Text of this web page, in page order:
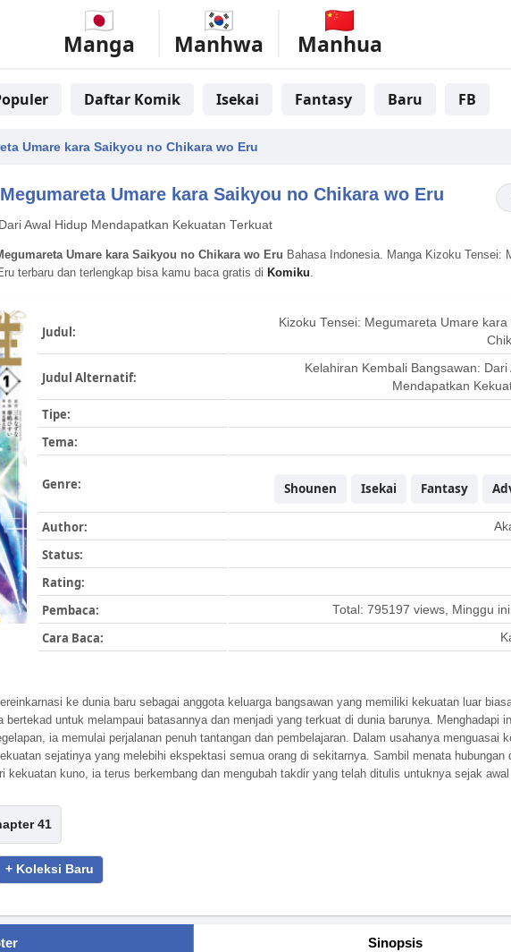
Manga Manhwa Manhua
Daftar Komik Isekai Fantasy Baru FB
Umare kara Saikyou no Chikara wo Eru
Umare kara Saikyou no Chikara wo Eru
Awal Hidup Mendapatkan Kekuatan Terkuat
Umare kara Saikyou no Chikara wo Eru Bahasa Indonesia. Manga Kizoku Tensei:
terbaru dan terlengkap bisa kamu baca gratis di Komiku.
Judul:
Kizoku Tensei: Megumareta Umare kara
Judul Alternatif:
Kelahiran Kembali Bangsawan: Dari
Mendapatkan
Tipe:
Tema:
Genre: Fantasy
Isekai
Shounen
Author:
Status:
Rating:
Pembaca: Total: 795197 views, Minggu
Cara Baca:
ke dunia baru sebagai anggota keluarga bangsawan yang memiliki kekuatan luar
bertekad untuk melampaui batasannya dan menjadi yang terkuat di dunia barunya. Menghadapi
ia memulai perjalanan penuh tantangan dan pembelajaran. Dalam usahanya menguasai
sejatinya yang melebihi ekspektasi semua orang di sekitarnya. Sambil menata hubungan
kekuatan kuno, ia terus berkembang dan mengubah takdir yang telah ditulis untuknya sejak
41
+ Koleksi Baru
Sinopsis